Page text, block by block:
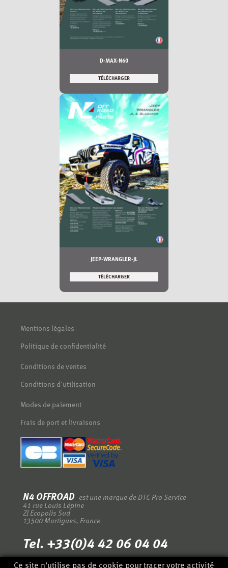
D-MAX-N60
TÉLÉCHARGER
JEEP-WRANGLER-JL
TÉLÉCHARGER
Mentions légales
Politique de confidentialité
Conditions de ventes
Conditions d'utilisation
Modes de paiement
Frais de port et livraisons
N4 OFFROAD est une marque de DTC Pro Service
-
41 rue Louis Lépine
-
ZI Ecopolis Sud
-13500 Martigues, France
Tel. +33(0)4 42 06 04 04
Ce site n'utilise pas de cookie pour tracer votre activité